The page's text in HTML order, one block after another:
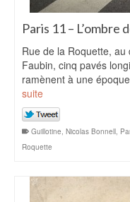
Paris 11 – L’ombre
Rue de la Roquette,
Faubin, cinq pavés
ramènent à une
suite
Guillotine, Nicolas Bonnell,
Roquette